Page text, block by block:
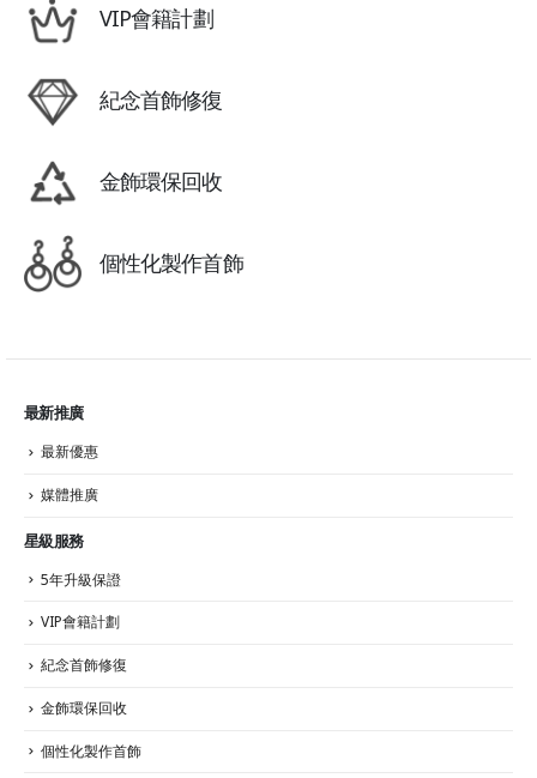
VIP會籍計劃
紀念首飾修復
金飾環保回收
個性化製作首飾
最新推廣
最新優惠
媒體推廣
星級服務
5年升級保證
VIP會籍計劃
紀念首飾修復
金飾環保回收
個性化製作首飾